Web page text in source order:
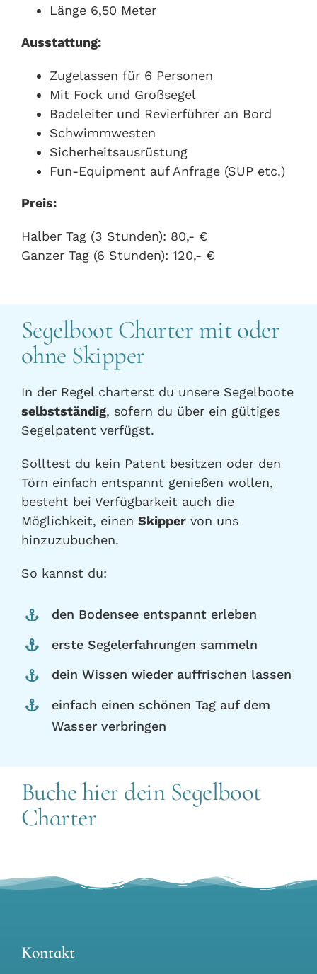
Länge 6,50 Meter
Ausstattung:
Zugelassen für 6 Personen
Mit Fock und Großsegel
Badeleiter und Revierführer an Bord
Schwimmwesten
Sicherheitsausrüstung
Fun-Equipment auf Anfrage (SUP etc.)
Preis:
Halber Tag (3 Stunden): 80,- €
Ganzer Tag (6 Stunden): 120,- €
Segelboot Charter mit oder
ohne Skipper
In der Regel charterst du unsere Segelboote
selbstständig, sofern du über ein gültiges
Segelpatent verfügst.
Solltest du kein Patent besitzen oder den
Törn einfach entspannt genießen wollen,
besteht bei Verfügbarkeit auch die
Möglichkeit, einen Skippervon uns
hinzuzubuchen.
So kannst du:
den Bodensee entspannt erleben
erste Segelerfahrungen sammeln
dein Wissen wieder auffrischen lassen
einfach einen schönen Tag auf dem
Wasser verbringen
Buche hier dein Segelboot
Charter
Kontakt